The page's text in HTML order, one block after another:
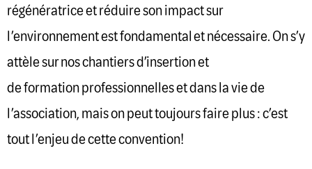
régénératrice et réduire son impact sur
l’environnement est fondamental et nécessaire. On s’y
attèle sur nos chantiers d’insertion et
de formation professionnelles et dans la vie de
l’association, mais on peut toujours faire plus : c’est
tout l’enjeu de cette convention!